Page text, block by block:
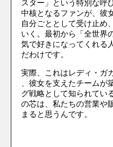
スター」という特別な呼
中核となるファンが、彼
自分ごととして受け止め
いく。最初から「全世界
気で好きになってくれる
だわけです。
実際、これはレディ・ガ
、彼女を支えたチームが
グ戦略として知られてい
の芯は、私たちの営業や
まると思うんです。